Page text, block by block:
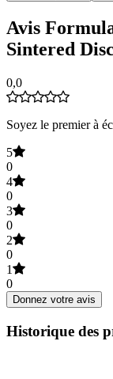
Avis
Sintered
0,0
Soyez le premier à
5
0
4
0
3
0
2
0
1
0
Donnez votre avis
Historique des